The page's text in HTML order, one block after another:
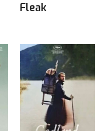
Fleak